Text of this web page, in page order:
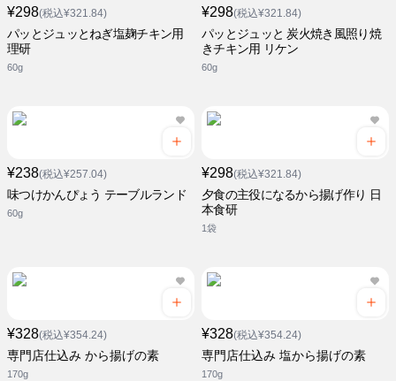
¥298(税込¥321.84)
パッとジュッとねぎ塩麹チキン用
理研
60g
¥298(税込¥321.84)
パッとジュッと 炭火焼き風照り焼
きチキン用 リケン
60g
¥238(税込¥257.04)
味つけかんぴょう テーブルランド
60g
¥298(税込¥321.84)
夕食の主役になるから揚げ作り 日
本食研
1袋
¥328(税込¥354.24)
専門店仕込み から揚げの素
170g
¥328(税込¥354.24)
専門店仕込み 塩から揚げの素
170g